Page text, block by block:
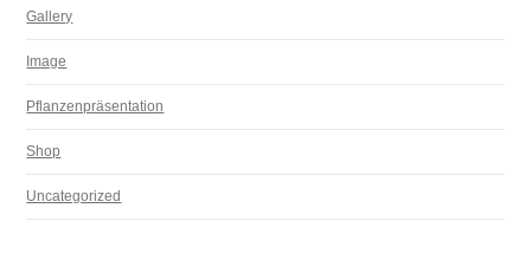
Gallery
Image
Pflanzenpräsentation
Shop
Uncategorized